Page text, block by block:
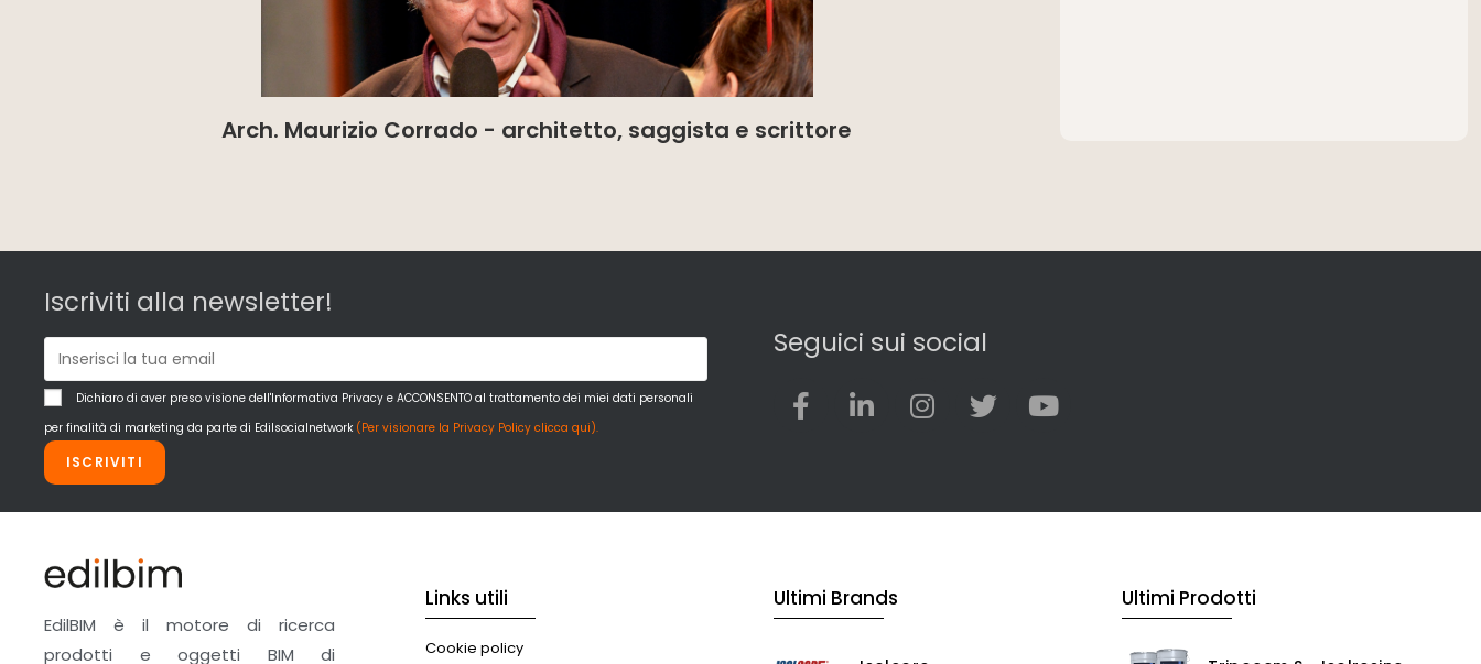
Arch. Maurizio Corrado - architetto, saggista e scrittore
Iscriviti alla newsletter!
Dichiaro di aver preso visione dell'Informativa Privacy e ACCONSENTO al trattamento dei miei dati personali
per finalità di marketing da parte di Edilsocialnetwork (Per visionare la Privacy Policy clicca qui).
ISCRIVITI
Seguici sui social
EdilBIM è il motore di ricerca
prodotti e oggetti BIM di
Links utili
Cookie policy
Ultimi Brands Ultimi Prodotti